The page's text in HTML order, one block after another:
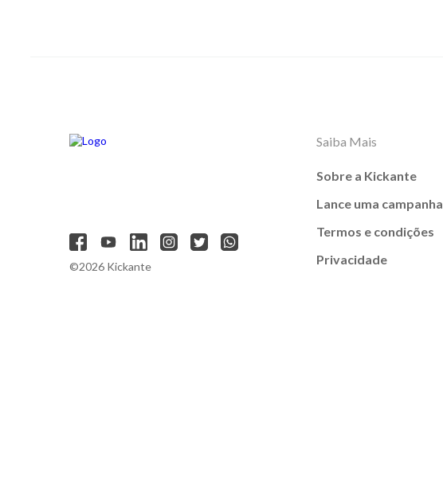
©2026 Kickante
Saiba Mais
Sobre a Kickante
Lance uma campanha
Termos e condições
Privacidade